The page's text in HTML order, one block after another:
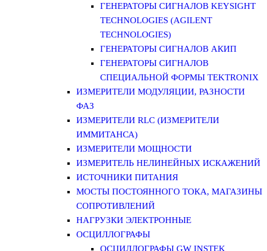
ГЕНЕРАТОРЫ СИГНАЛОВ KEYSIGHT
TECHNOLOGIES (AGILENT
TECHNOLOGIES)
ГЕНЕРАТОРЫ СИГНАЛОВ АКИП
ГЕНЕРАТОРЫ СИГНАЛОВ
СПЕЦИАЛЬНОЙ ФОРМЫ TEKTRONIX
ИЗМЕРИТЕЛИ МОДУЛЯЦИИ, РАЗНОСТИ
ФАЗ
ИЗМЕРИТЕЛИ RLC (ИЗМЕРИТЕЛИ
ИММИТАНСА)
ИЗМЕРИТЕЛИ МОЩНОСТИ
ИЗМЕРИТЕЛЬ НЕЛИНЕЙНЫХ ИСКАЖЕНИЙ
ИСТОЧНИКИ ПИТАНИЯ
МОСТЫ ПОСТОЯННОГО ТОКА, МАГАЗИНЫ
СОПРОТИВЛЕНИЙ
НАГРУЗКИ ЭЛЕКТРОННЫЕ
ОСЦИЛЛОГРАФЫ
ОСЦИЛЛОГРАФЫ GW INSTEK